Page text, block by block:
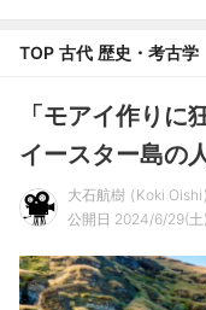
TOP 古代 歴史・考古学
「モアイ作りに
イースター島の
大石航樹
Koki Oishi
公開日 2024/6/29(土)